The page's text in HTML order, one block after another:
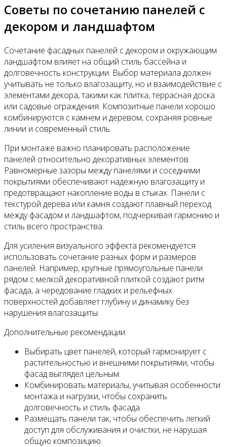
Советы по сочетанию панелей с
декором и ландшафтом
Сочетание фасадных панелей с декором и окружающим
ландшафтом влияет на общий стиль бассейна и
долговечность конструкции. Выбор материала должен
учитывать не только влагозащиту, но и взаимодействие с
элементами декора, такими как плитка, террасная доска
или садовые ограждения. Композитные панели хорошо
комбинируются с камнем и деревом, сохраняя ровные
линии и современный стиль.
При монтаже важно планировать расположение
панелей относительно декоративных элементов.
Равномерные зазоры между панелями и соседними
покрытиями обеспечивают надежную влагозащиту и
предотвращают накопление воды в стыках. Панели с
текстурой дерева или камня создают плавный переход
между фасадом и ландшафтом, подчеркивая гармонию и
стиль всего пространства.
Для усиления визуального эффекта рекомендуется
использовать сочетание разных форм и размеров
панелей. Например, крупные прямоугольные панели
рядом с мелкой декоративной плиткой создают ритм
фасада, а чередование гладких и рельефных
поверхностей добавляет глубину и динамику без
нарушения влагозащиты.
Дополнительные рекомендации:
Выбирать цвет панелей, который гармонирует с
растительностью и внешними покрытиями, чтобы
фасад выглядел цельным.
Комбинировать материалы, учитывая особенности
монтажа и нагрузки, чтобы сохранить
долговечность и стиль фасада.
Размещать панели так, чтобы обеспечить легкий
доступ для обслуживания и очистки, не нарушая
общую композицию.